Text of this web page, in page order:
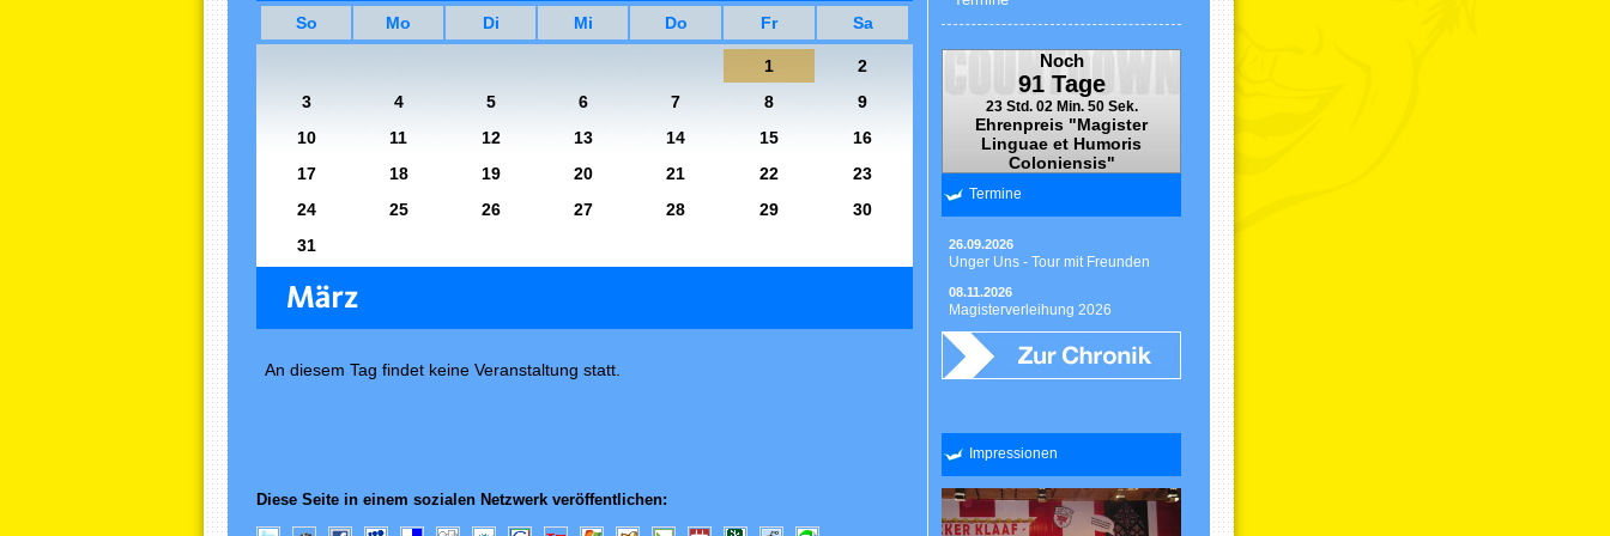
So Mo Di Mi Do Fr Sa
1
2
3
4 5 6 7 8
9
10
11 12 13 14 15
16
17
18 19 20 21 22
23
24
25 26 27 28 29
30
31
An diesem Tag findet keine Veranstaltung statt.
Diese Seite in einem sozialen Netzwerk veröffentlichen:
Noch
91 Tage
23 Std. 02 Min. 50 Sek.
Ehrenpreis "Magister
Linguae et Humoris
Coloniensis"
Termine
26.09.2026
Unger Uns - Tour mit Freunden
08.11.2026
Magisterverleihung 2026
Impressionen